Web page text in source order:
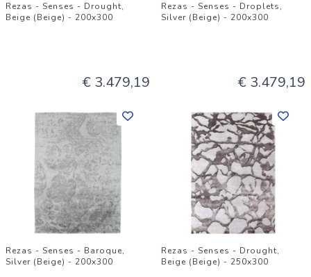
Rezas - Senses - Drought,
Beige (Beige) - 200x300
€ 3.479,19
Rezas - Senses - Droplets,
Silver (Beige) - 200x300
€ 3.479,19
Rezas - Senses - Baroque,
Silver (Beige) - 200x300
Rezas - Senses - Drought,
Beige (Beige) - 250x300